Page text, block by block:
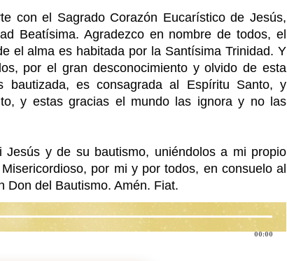
con el Sagrado Corazón Eucarístico de Jesús,
Beatísima. Agradezco en nombre de todos, el
el alma es habitada por la Santísima Trinidad. Y
por el gran desconocimiento y olvido de esta
bautizada, es consagrada al Espíritu Santo, y
y estas gracias el mundo las ignora y no las
y de su bautismo, uniéndolos a mi propio
por mi y por todos, en consuelo al
Don del Bautismo. Amén. Fiat.
00:00